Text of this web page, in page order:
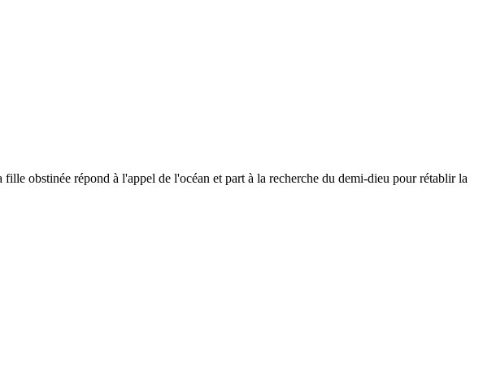
obstinée répond à l'appel de l'océan et part à la recherche du demi-dieu pour rétablir la